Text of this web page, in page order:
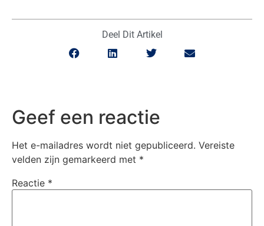
Deel Dit Artikel
Geef een reactie
Het e-mailadres wordt niet gepubliceerd. Vereiste
velden zijn gemarkeerd met *
Reactie *